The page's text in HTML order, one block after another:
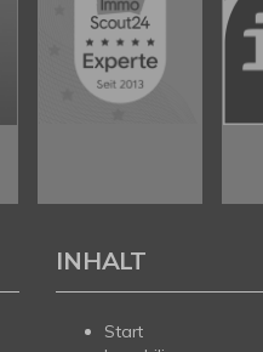
INHALT
Start